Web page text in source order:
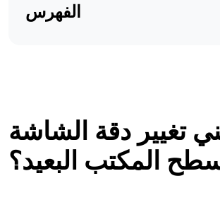
الفهرس
تغيير دقة الشاشة
المكتب البعيد؟